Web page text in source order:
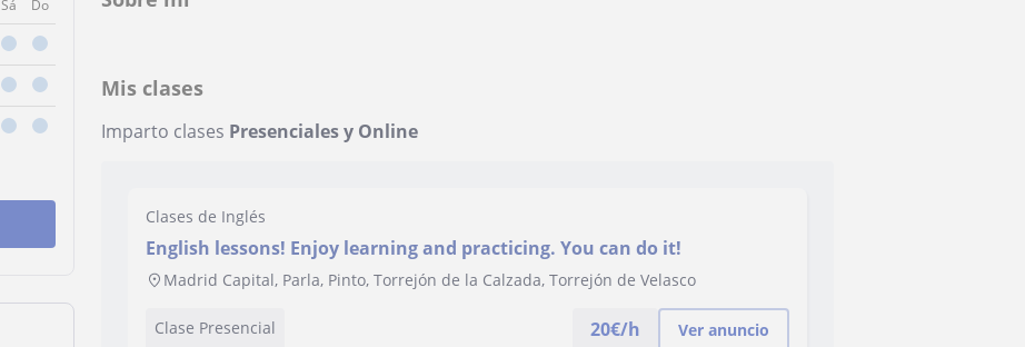
Sá Do
Mis clases
Imparto clases Presenciales y Online
Clases de Inglés
English lessons! Enjoy learning and practicing. You can do it!
Madrid Capital, Parla, Pinto, Torrejón de la Calzada, Torrejón de Velasco
Clase Presencial 20€/h Ver anuncio